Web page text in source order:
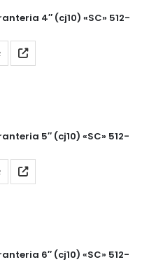
4″ (cj10) «SC» 512-
5″ (cj10) «SC» 512-
6″ (cj10) «SC» 512-